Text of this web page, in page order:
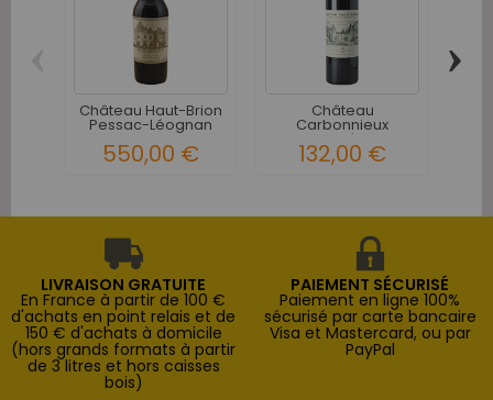
Château Haut-Brion
Pessac-Léognan
550,00 €
Château
Carbonnieux
Pessac-Léognan
Grand...
132,00 €
›
LIVRAISON GRATUITE
En France à partir de 100 €
d'achats en point relais et de
150 € d'achats à domicile
(hors grands formats à partir
de 3 litres et hors caisses
bois)
PAIEMENT SÉCURISÉ
Paiement en ligne 100%
sécurisé par carte bancaire
Visa et Mastercard, ou par
PayPal